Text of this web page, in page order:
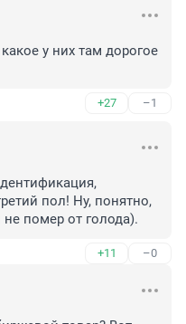
у них там дорогое
+27 –1
пол! Ну, понятно,
не помер от голода).
+11 –0